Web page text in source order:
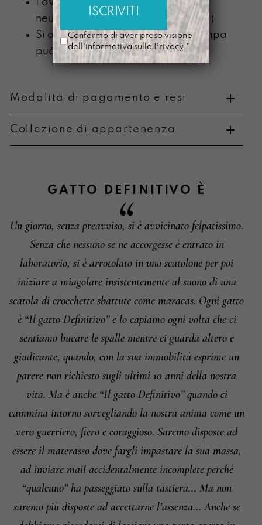
Lavabile a mano con detergente
neutro (senza componente alcolica)
Si ammorbidisce con l’uso e la stampa
può scolorire
Modalità di pagamento e resi
Informazioni su cambi e resi
Collezione di appartenenza
GATTO DEFINITIVO È
Un giorno, senza preavviso, si è avvicinato felpatissimo.
Senza che nessuno se ne accorgesse è entrato in
laboratorio, si è arrotolato in uno scatolone per poi
iniziare a miagolare insistentemente al suono di una
scatola di crocchette sbattute come maracas. Ogni gatto
è “Il gatto Definitivo” e lo capiamo ogni volta che ci
sentiamo bucare le spalle mentre ci guarda altero e
giudicante, quando, con la sua immobilità esprime un
parere non richiesto sugli ultimi 10 anni della nostra
vita. Ma è anche “Il gatto Definitivo” quando ci
cammina intorno sorvegliando la nostra anima come un
vero guerriero, fiero e coraggioso. Saremo disposte ad
essere il materasso dove fargli impastare la sua massa,
ad inviare mail accidentalmente incomplete perchè
“qualcuno” ha passeggiato sulla tastiera... Ma non
saremo più disposte ad accettarne l’assenza... Anche se
Confermo di aver preso visione
dell'informativa sulla Privacy.*